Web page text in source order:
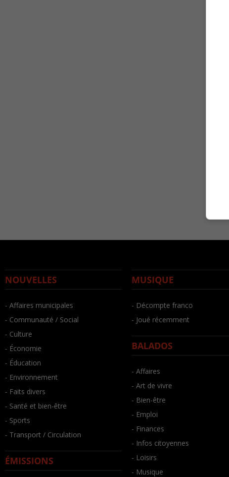
NOUVELLES
- Affaires municipales
- Communauté / Social
- Culture
- Économie
- Éducation
- Environnement
- Faits divers
- Santé et bien-être
- Sports
- Transport / Circulation
ÉMISSIONS
MUSIQUE
- Décompte franco
- Joué récemment
BALADOS
- Affaires
- Art de vivre
- Bien-être
- Emploi
- Finances
- Infos citoyennes
- Loisirs
- Musique